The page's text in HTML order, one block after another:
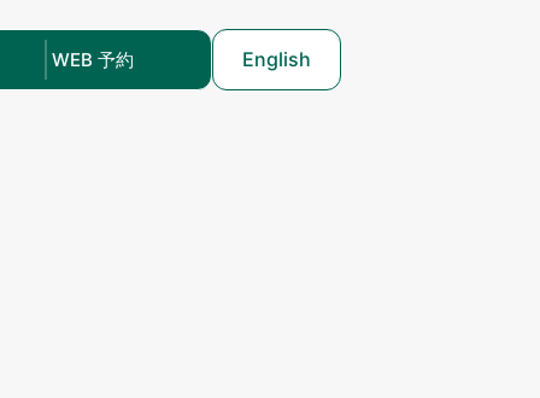
WEB 予約 English